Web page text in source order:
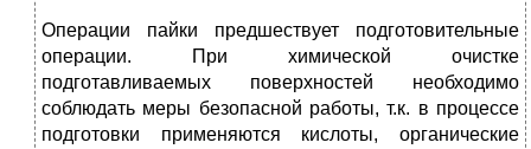
Операции пайки предшествует подготовительные
операции. При химической очистке
подготавливаемых поверхностей необходимо
соблюдать меры безопасной работы, т.к. в процессе
подготовки применяются кислоты, органические